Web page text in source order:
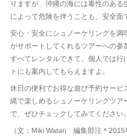
りますが、沖縄の海には毒性のある
によって危険を伴うことも。安全面
安心・安全にシュノーケリングを満
がサポートしてくれるツアーへの参
すべてレンタルできて、個人では行
トにも案内してもらえますよ。
休日の便利でお得な遊び予約サービ
縄で楽しめるシュノーケリングツア
で、ぜひチェックしてみてください。
（文：Miki Watari 編集部注＊